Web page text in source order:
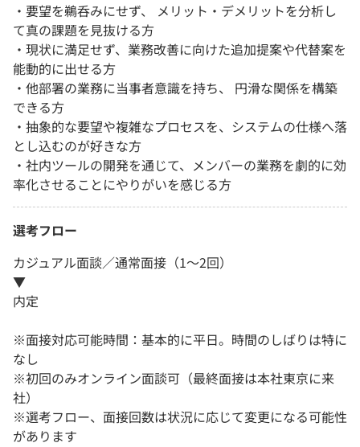
・要望を鵜呑みにせず、 メリット・デメリットを分析し
て真の課題を見抜ける方
・現状に満足せず、業務改善に向けた追加提案や代替案を
能動的に出せる方
・他部署の業務に当事者意識を持ち、 円滑な関係を構築
できる方
・抽象的な要望や複雑なプロセスを、システムの仕様へ落
とし込むのが好きな方
・社内ツールの開発を通じて、メンバーの業務を劇的に効
率化させることにやりがいを感じる方
選考フロー
カジュアル面談／通常面接（1～2回）
▼
内定
※面接対応可能時間：基本的に平日。時間のしばりは特に
なし
※初回のみオンライン面談可（最終面接は本社東京に来
社）
※選考フロー、面接回数は状況に応じて変更になる可能性
があります